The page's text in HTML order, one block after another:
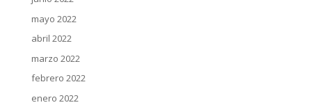
mayo 2022
abril 2022
marzo 2022
febrero 2022
enero 2022